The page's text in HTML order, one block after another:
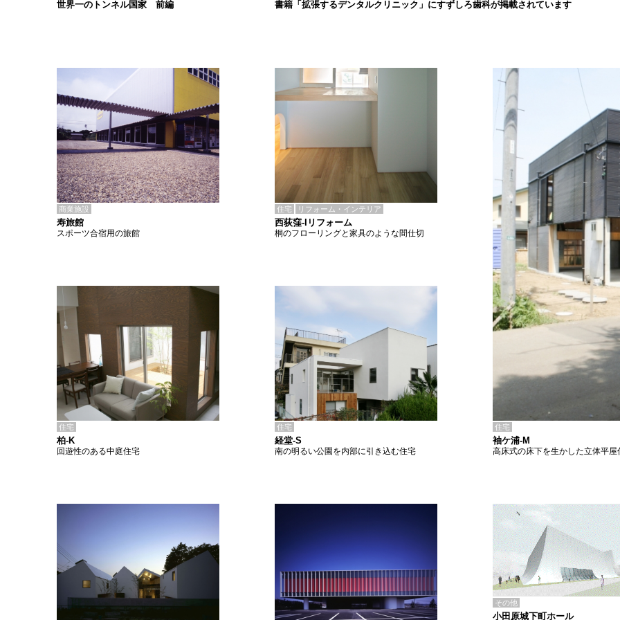
書籍「拡張するデンタルクリニック」にすずしろ歯科が掲載されています
世界一のトンネル国家 前編
商業施設
寿旅館
スポーツ合宿用の旅館
住宅 リフォーム・インテリア
西荻窪-Iリフォーム
桐のフローリングと家具のような間仕切
住宅
柏-K
回遊性のある中庭住宅
住宅
経堂-S
南の明るい公園を内部に引き込む住宅
住宅
袖ケ浦-M
高床式の床下を生かした立体平屋
その他
小田原城下町ホール